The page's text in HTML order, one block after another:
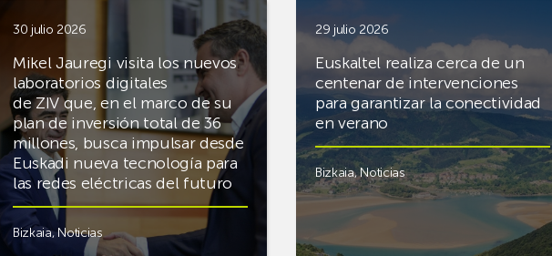
30 julio 2026
Mikel Jauregi visita los nuevos
laboratorios digitales
de ZIV que, en el marco de su
plan de inversión total de 36
millones, busca impulsar desde
Euskadi nueva tecnología para
las redes eléctricas del futuro
Bizkaia,Noticias
29 julio 2026
Euskaltel realiza cerca de un
centenar de intervenciones
para garantizar la conectividad
en verano
Bizkaia,Noticias